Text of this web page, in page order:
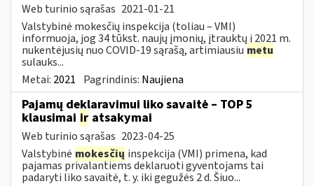
Web turinio sąrašas 2021-01-21
Valstybinė mokesčių inspekcija (toliau – VMI)
informuoja, jog 34 tūkst. naujų įmonių, įtrauktų į 2021 m.
nukentėjusių nuo COVID-19 sąrašą, artimiausiu metu
sulauks...
Metai: 2021 Pagrindinis: Naujiena
Pajamų deklaravimui liko savaitė – TOP 5
klausimai ir atsakymai
Web turinio sąrašas 2023-04-25
Valstybinė mokesčių inspekcija (VMI) primena, kad
pajamas privalantiems deklaruoti gyventojams tai
padaryti liko savaitė, t. y. iki gegužės 2 d. Šiuo...